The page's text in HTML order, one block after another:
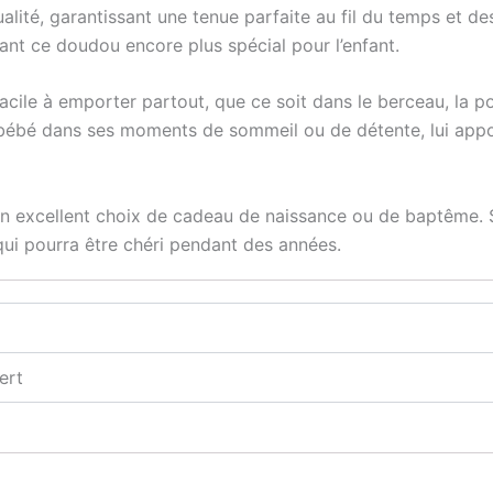
garantissant une tenue parfaite au fil du temps et
ce doudou encore plus spécial pour l’enfant.
à emporter partout, que ce soit dans le berceau, la
dans ses moments de sommeil ou de détente, lui
excellent choix de cadeau de naissance ou de baptême.
pourra être chéri pendant des années.